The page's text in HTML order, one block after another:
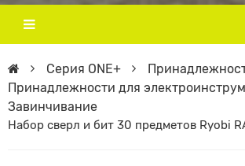
Серия ONE+
Принадлежности для
Завинчивание
Набор сверл и бит 30 предметов Ryobi